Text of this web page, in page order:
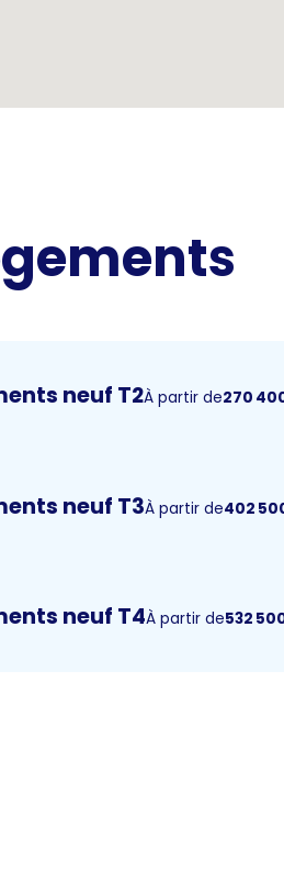
neuf T2À partir de270
neuf T3À partir de402
neuf T4À partir de532